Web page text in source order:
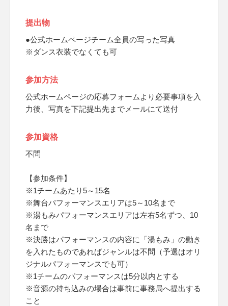
提出物
●公式ホームページチーム全員の写った写真
※ダンス衣装でなくても可
参加方法
公式ホームページの応募フォームより必要事項を入
力後、写真を下記提出先までメールにて送付
参加資格
不問
【参加条件】
※1チームあたり5～15名
※舞台パフォーマンスエリアは5～10名まで
※湯もみパフォーマンスエリアは左右5名ずつ、10
名まで
※決勝はパフォーマンスの内容に「湯もみ」の動き
を入れたものであればジャンルは不問（予選はオリ
ジナルパフォーマンスでも可）
※1チームのパフォーマンスは5分以内とする
※音源の持ち込みの場合は事前に事務局へ提出する
こと